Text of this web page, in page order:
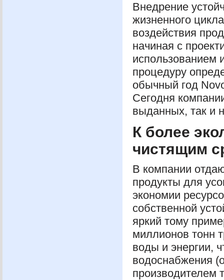
Внедрение
жизненного
воздействия
начиная с
использованием
процедуру
обычный год
Сегодня
выданных, так и
К более
чистящим
В компании
продукты для
экономии
собственной
яркий тому
миллионов тонн
воды и энергии,
водоснабжения
производителем